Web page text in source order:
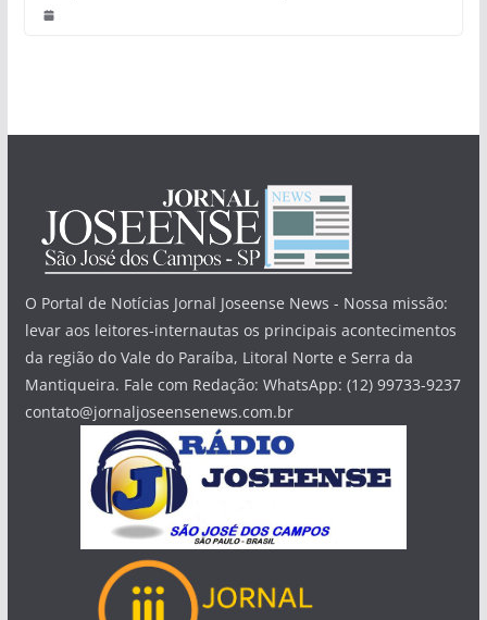
O Portal de Notícias Jornal Joseense News - Nossa missão:
levar aos leitores-internautas os principais acontecimentos
da região do Vale do Paraíba, Litoral Norte e Serra da
Mantiqueira. Fale com Redação: WhatsApp: (12) 99733-9237
contato@jornaljoseensenews.com.br